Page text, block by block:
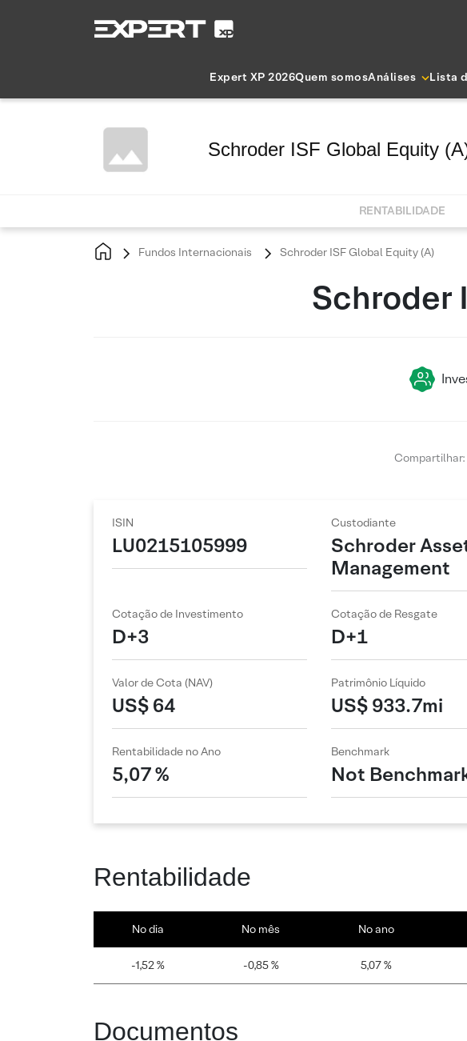
Expert XP 2026Quem somosAnálises Lista
Schroder ISF Global Equity
RENTABILIDADE
Fundos Internacionais Schroder ISF Global Equity (A)
Schroder
Compartilhar:
ISIN
LU0215105999
Custodiante
Schroder
Management
Cotação de Investimento
D+3
Cotação de Resgate
D+1
Valor de Cota (NAV)
US$ 64
Patrimônio Líquido
US$ 933.7mi
Rentabilidade no Ano
5,07 %
Benchmark
Not
Rentabilidade
No dia No mês No ano
-1,52 % -0,85 % 5,07 %
Documentos